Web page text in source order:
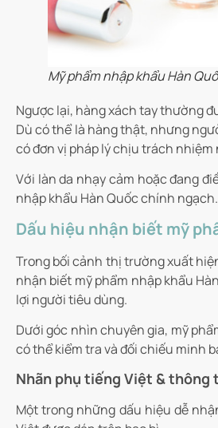
Mỹ phẩm nhập khẩu Hàn
Ngược lại, hàng xách tay thường
Dù có thể là hàng thật, nhưng
có đơn vị pháp lý chịu trách nhiệm
Với làn da nhạy cảm hoặc đang
nhập khẩu Hàn Quốc chính ngạch.
Dấu hiệu nhận biết mỹ
Trong bối cảnh thị trường xuất
nhận biết mỹ phẩm nhập khẩu
lợi người tiêu dùng.
Dưới góc nhìn chuyên gia, mỹ
có thể kiểm tra và đối chiếu minh
Nhãn phụ tiếng Việt & thông
Một trong những dấu hiệu dễ